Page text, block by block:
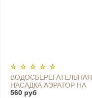
ВОДОСБЕРЕГАТЕЛЬНАЯ
НАСАДКА АЭРАТОР НА
КРАН DIIIB DUAL
560 руб